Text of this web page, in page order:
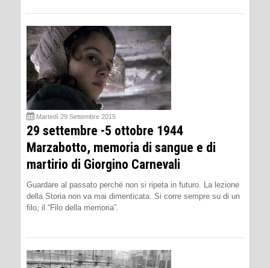
Martedì 29 Settembre 2015
29 settembre -5 ottobre 1944
Marzabotto, memoria di sangue e di
martirio di Giorgino Carnevali
Guardare al passato perché non si ripeta in futuro. La lezione
della Storia non va mai dimenticata. Si corre sempre su di un
filo, il “Filo della memoria”.